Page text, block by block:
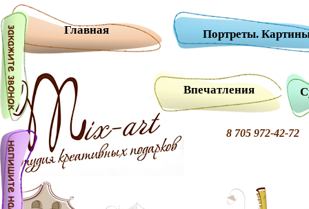
Главная Портреты.
8 705 972-42-
Впечатления